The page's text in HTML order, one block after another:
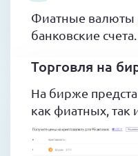
Фиатные валюты
банковские счета.
Торговля на
На бирже
как фиатных, так